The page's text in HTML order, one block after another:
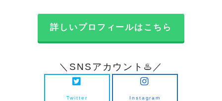
詳しいプロフィールはこちら
＼SNSアカウント♨️／
Twitter Instagram